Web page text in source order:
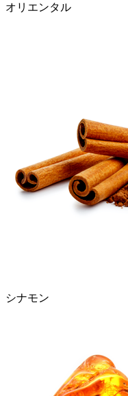
オリエンタル
シナモン